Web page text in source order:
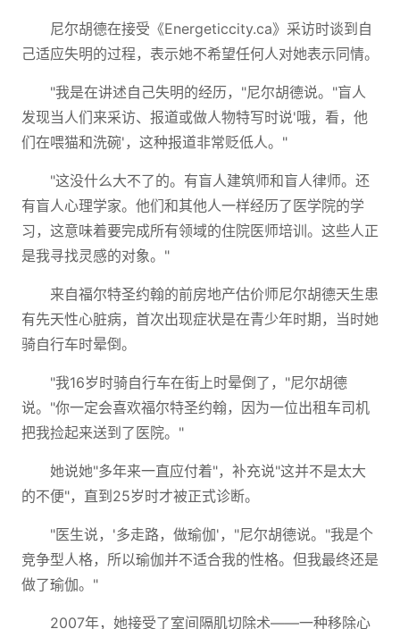
尼尔胡德在接受《Energeticcity.ca》采访时谈到自
己适应失明的过程，表示她不希望任何人对她表示同情。
"我是在讲述自己失明的经历，"尼尔胡德说。"盲人
发现当人们来采访、报道或做人物特写时说'哦，看，他
们在喂猫和洗碗'，这种报道非常贬低人。"
"这没什么大不了的。有盲人建筑师和盲人律师。还
有盲人心理学家。他们和其他人一样经历了医学院的学
习，这意味着要完成所有领域的住院医师培训。这些人正
是我寻找灵感的对象。"
来自福尔特圣约翰的前房地产估价师尼尔胡德天生患
有先天性心脏病，首次出现症状是在青少年时期，当时她
骑自行车时晕倒。
"我16岁时骑自行车在街上时晕倒了，"尼尔胡德
说。"你一定会喜欢福尔特圣约翰，因为一位出租车司机
把我捡起来送到了医院。"
她说她"多年来一直应付着"，补充说"这并不是太大
的不便"，直到25岁时才被正式诊断。
"医生说，'多走路，做瑜伽'，"尼尔胡德说。"我是个
竞争型人格，所以瑜伽并不适合我的性格。但我最终还是
做了瑜伽。"
2007年，她接受了室间隔肌切除术——一种移除心